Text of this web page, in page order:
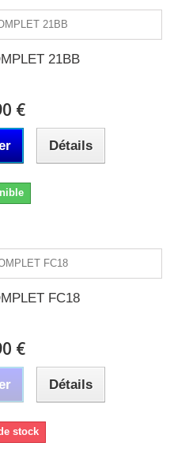
21BB
€
Détails
FC18
€
Détails
stock